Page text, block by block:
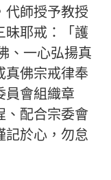
代師授予教授
昧耶戒：「護
、一心弘揚真
真佛宗戒律奉
員會組織章
、配合宗委會
記於心，勿怠